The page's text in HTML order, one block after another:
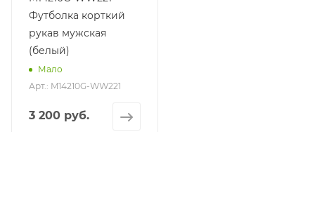
Футболка корткий
рукав мужская
(белый)
Мало
Арт.: M14210G-WW221
3 200 руб.